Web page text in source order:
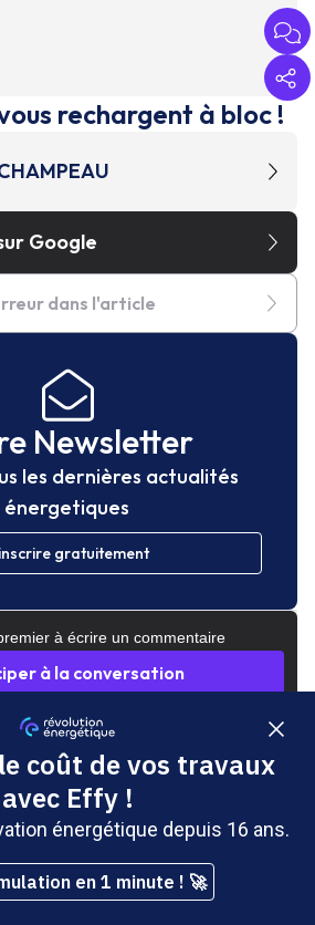
rechargent à bloc !
Google
dans l'article
Newsletter
les dernières actualités
énergetiques
gratuitement
à écrire un commentaire
à la conversation